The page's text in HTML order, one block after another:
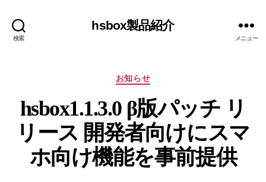
検索
hsbox製品紹介
メニュー
カ
ゴ
リ
ー
お知らせ
hsbox1.1.3.0 β版パッチ リ
リース 開発者向けにスマ
ホ向け機能を事前提供